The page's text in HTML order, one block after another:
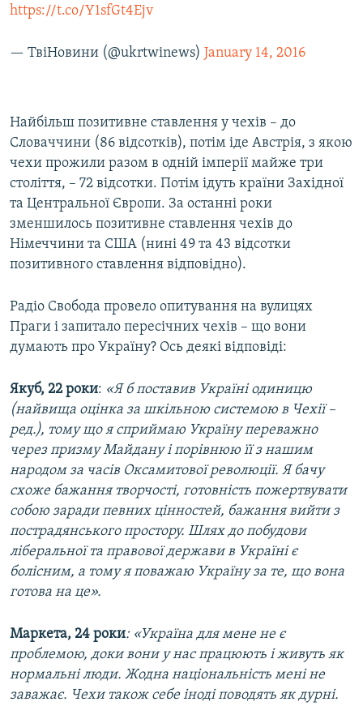
https://t.co/Y1sfGt4Ejv
— ТвіНовини (@ukrtwinews) January 14, 2016
Найбільш позитивне ставлення у чехів – до
Словаччини (86 відсотків), потім іде Австрія, з якою
чехи прожили разом в одній імперії майже три
століття, – 72 відсотки. Потім ідуть країни Західної
та Центральної Європи. За останні роки
зменшилось позитивне ставлення чехів до
Німеччини та США (нині 49 та 43 відсотки
позитивного ставлення відповідно).
Радіо Свобода провело опитування на вулицях
Праги і запитало пересічних чехів – що вони
думають про Україну? Ось деякі відповіді:
Якуб, 22 роки: «Я б поставив Україні одиницю
(найвища оцінка за шкільною системою в Чехії –
ред.), тому що я сприймаю Україну переважно
через призму Майдану і порівнюю її з нашим
народом за часів Оксамитової революції. Я бачу
схоже бажання творчості, готовність пожертвувати
собою заради певних цінностей, бажання вийти з
пострадянського простору. Шлях до побудови
ліберальної та правової держави в Україні є
болісним, а тому я поважаю Україну за те, що вона
готова на це».
Маркета, 24 роки: «Україна для мене не є
проблемою, доки вони у нас працюють і живуть як
нормальні люди. Жодна національність мені не
заважає. Чехи також себе іноді поводять як дурні.